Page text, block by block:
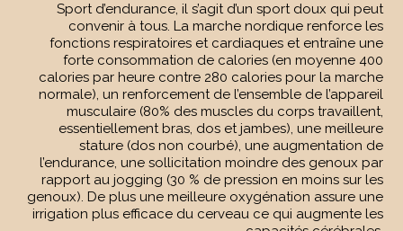
Sport d’endurance, il s’agit d’un sport doux qui peut
convenir à tous. La marche nordique renforce les
fonctions respiratoires et cardiaques et entraîne une
forte consommation de calories (en moyenne 400
calories par heure contre 280 calories pour la marche
normale), un renforcement de l’ensemble de l’appareil
musculaire (80% des muscles du corps travaillent,
essentiellement bras, dos et jambes), une meilleure
stature (dos non courbé), une augmentation de
l’endurance, une sollicitation moindre des genoux par
rapport au jogging (30 % de pression en moins sur les
genoux). De plus une meilleure oxygénation assure une
irrigation plus efficace du cerveau ce qui augmente les